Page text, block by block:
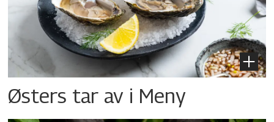
Østers tar av i Meny